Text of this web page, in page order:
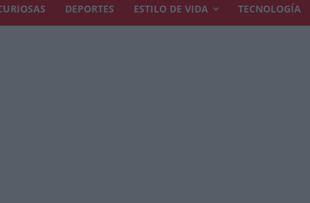
DEPORTES ESTILO DE VIDA TECNOLOGÍA